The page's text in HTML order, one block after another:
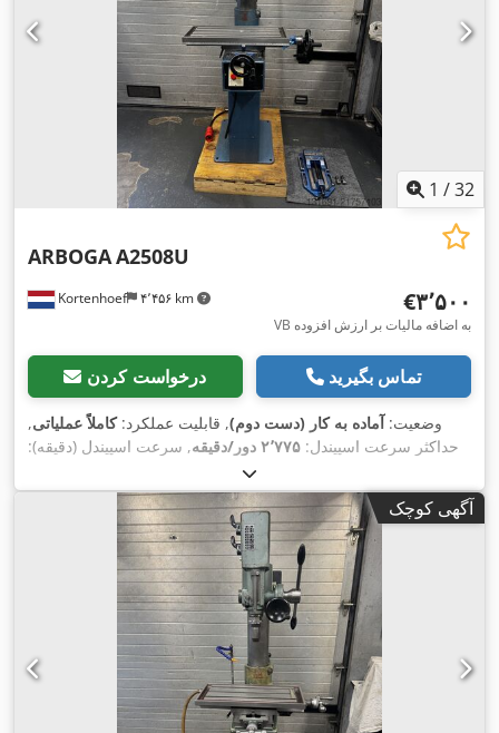
1 /32
Kortenhoef ۴٬۴۵۶ km
ARBOGAA2508U
‎€۳٬۵۰۰
VB به اضافه مالیات بر ارزش افزوده
درخواست کردن تماس بگیرید
وضعیت:آماده به کار (دست دوم), قابلیت عملکرد:کاملاً عملیاتی,
حداکثر سرعت اسپیندل: ۲٬۷۷۵ دور/دقیقه
, سرعت اسپیندل (دقیقه):
MK 3
طول کل:۱٬۰۰۰ میلی‌متر , ارتفاع کل:۱٬۷۰۰ میلی‌متر
, عرض کل:
۷۵۰ میلی‌متر
, طول میز:۵۸۰ میلی‌متر , عمق حفاری: ,
آگهی کوچک